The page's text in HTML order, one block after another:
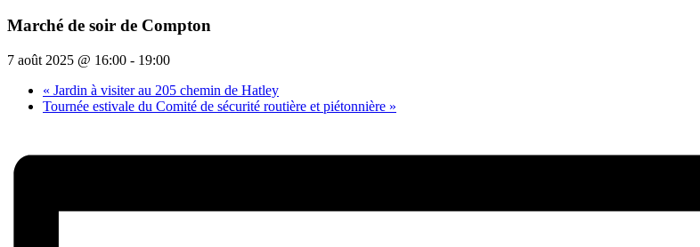
Marché de soir de Compton
7 août 2025 @ 16:00 - 19:00
« Jardin à visiter au 205 chemin de Hatley
Tournée estivale du Comité de sécurité routière et piétonnière »